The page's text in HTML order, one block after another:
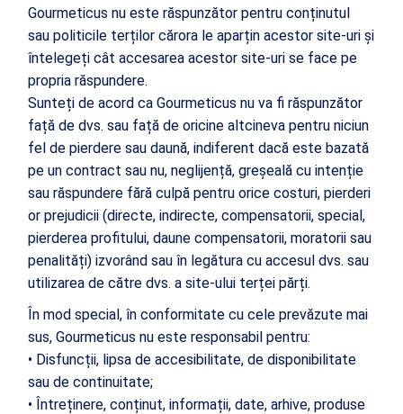
Gourmeticus nu este răspunzător pentru conținutul
sau politicile terților cărora le aparțin acestor site-uri și
întelegeți cât accesarea acestor site-uri se face pe
propria răspundere.
Sunteți de acord ca Gourmeticus nu va fi răspunzător
față de dvs. sau față de oricine altcineva pentru niciun
fel de pierdere sau daună, indiferent dacă este bazată
pe un contract sau nu, neglijență, greșeală cu intenție
sau răspundere fără culpă pentru orice costuri, pierderi
or prejudicii (directe, indirecte, compensatorii, special,
pierderea profitului, daune compensatorii, moratorii sau
penalități) izvorând sau în legătura cu accesul dvs. sau
utilizarea de către dvs. a site-ului terței părți.
În mod special, în conformitate cu cele prevăzute mai
sus, Gourmeticus nu este responsabil pentru:
• Disfuncții, lipsa de accesibilitate, de disponibilitate
sau de continuitate;
• Întreținere, conținut, informații, date, arhive, produse